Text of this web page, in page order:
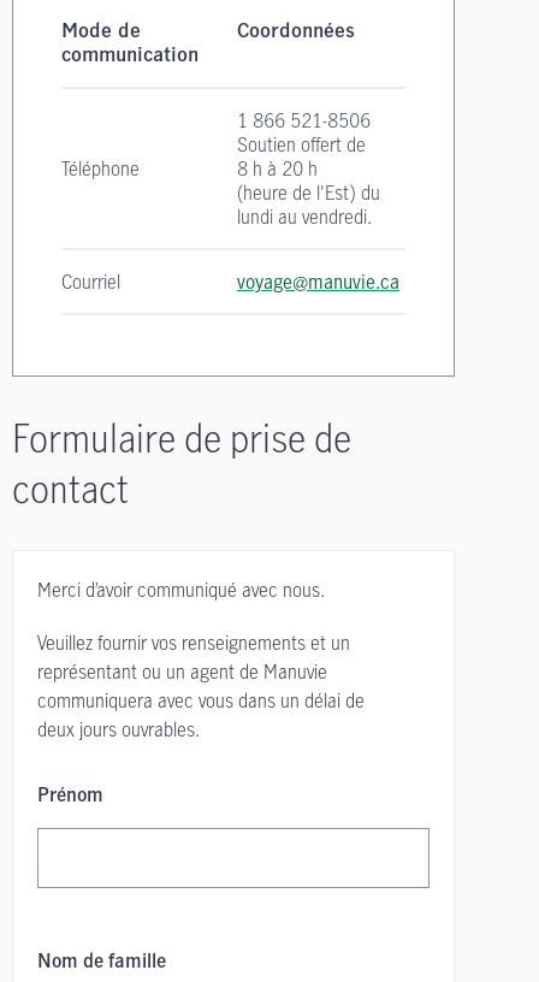
Mode de
communication
Coordonnées
Téléphone
1 866 521-8506
Soutien offert de
8 h à 20 h
(heure de l'Est) du
lundi au vendredi.
Courriel voyage@manuvie.ca
Formulaire de prise de
contact
Merci d’avoir communiqué avec nous.
Veuillez fournir vos renseignements et un
représentant ou un agent de Manuvie
communiquera avec vous dans un délai de
deux jours ouvrables.
Prénom
Nom de famille